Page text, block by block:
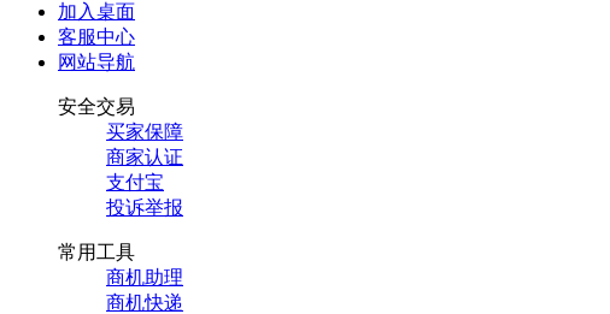
加入桌面
客服中心
网站导航
安全交易
买家保障
商家认证
支付宝
投诉举报
常用工具
商机助理
商机快递